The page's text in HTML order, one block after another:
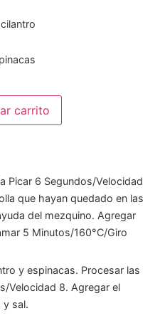
carrito
Picar 6 Segundos/Velocidad
que hayan quedado en las
del mezquino. Agregar
5 Minutos/160°C/Giro
y espinacas. Procesar las
Velocidad 8. Agregar el
y sal.